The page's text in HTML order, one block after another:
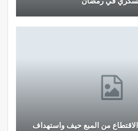
من المبع حيف واستهداف